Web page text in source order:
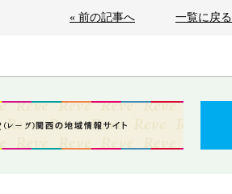
« 前の記事へ 一覧に戻る